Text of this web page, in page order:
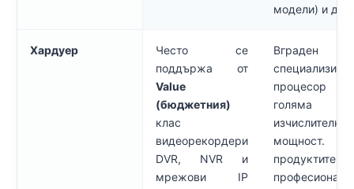
модели) и др.
Хардуер
Често се
поддържа от
Value
(бюджетния)
клас
видеорекордери
DVR, NVR и
мрежови IP
Вграден
голяма
изчислителна
мощност.
продуктите